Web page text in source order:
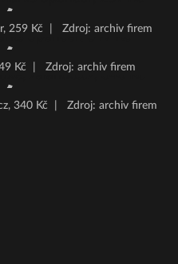
259 Kč Zdroj: archiv firem
Kč Zdroj: archiv firem
340 Kč Zdroj: archiv firem